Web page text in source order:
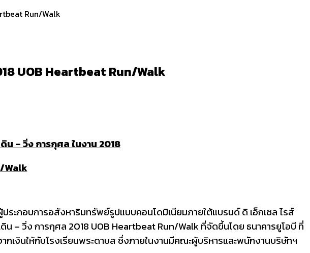
Run/Walk
UOB Heartbeat Run/Walk
น – วิ่ง การกุศล ในงาน 2018
Walk
ระกอบการอสังหาริมทรัพย์รูปแบบคอนโดมิเนียมภายใต้แบรนด์ ดิ เอ็กเซล ไรส์
น – วิ่ง การกุศล 2018 UOB Heartbeat Run/Walk ที่จัดขึ้นโดย ธนาคารยูโอบี ที่
เงินให้กับโรงเรียนพระดาบส ซึ่งภายในงานมีคณะผู้บริหารและพนักงานบริษัทฯ